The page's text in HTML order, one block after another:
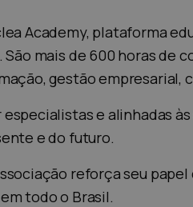
Academy, plataforma
mais de 600 horas de
gestão
e alinhadas
e do futuro.
reforça seu
todo o Brasil.